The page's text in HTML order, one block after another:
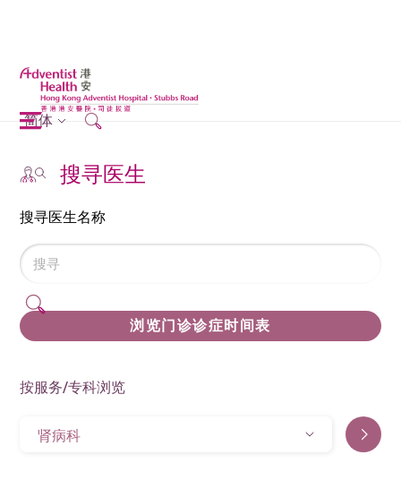
简体
搜寻医生
搜寻医生名称
浏览门诊诊症时间表
按服务/专科浏览
肾病科